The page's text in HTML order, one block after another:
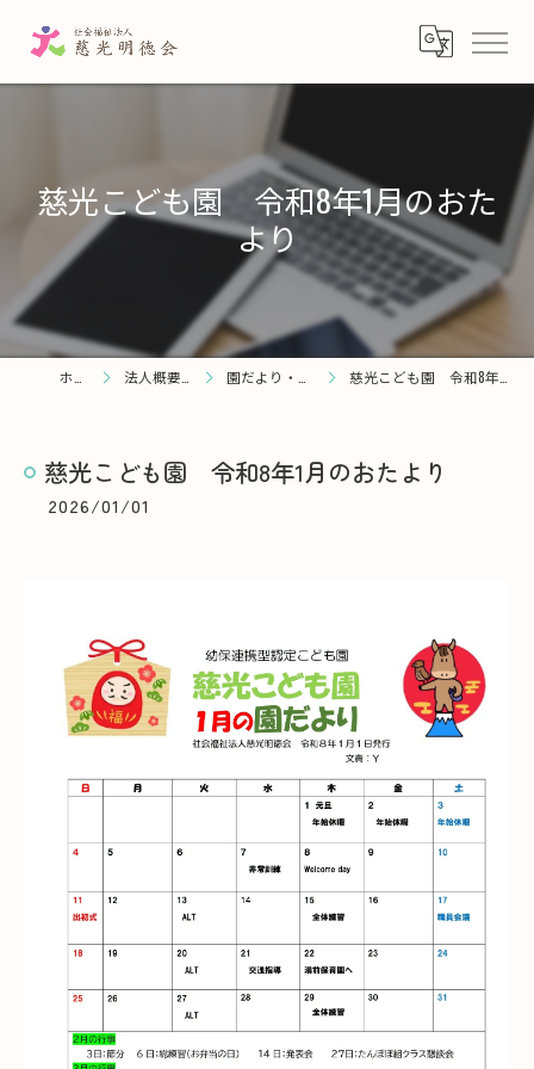
慈光こども園 令和8年1月のおた
より
法人概要・理念 園だより・お知らせ 慈光こども園 令和8年1月のおたより
慈光こども園 令和8年1月のおたより
2026/01/01